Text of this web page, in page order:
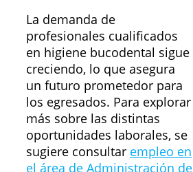
La demanda de
profesionales cualificados
en higiene bucodental sigue
creciendo, lo que asegura
un futuro prometedor para
los egresados. Para explorar
más sobre las distintas
oportunidades laborales, se
sugiere consultar empleo en
el área de Administración de